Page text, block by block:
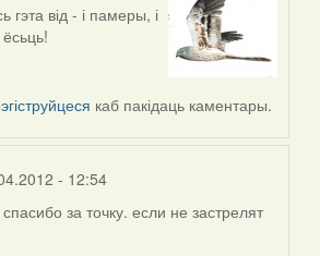
від - і памеры, і
каб пакідаць каментары.
- 12:54
за точку. если не застрелят